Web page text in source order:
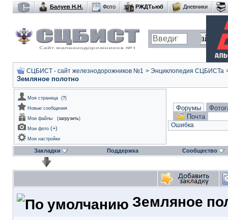
Балуев Н.Н. Фото РЖДТьюб Дневники
СЦБИСТ - сайт железнодорожников №1 > Энциклопедия СЦБИСТа
Земляное полотно
Моя страница (?)
Новые сообщения
Мои файлы
(загрузить)
Мои фото (+)
Мои настройки
Форумы
Почта
Ошибка
Закладки Поддержка Сообщество
Земляное